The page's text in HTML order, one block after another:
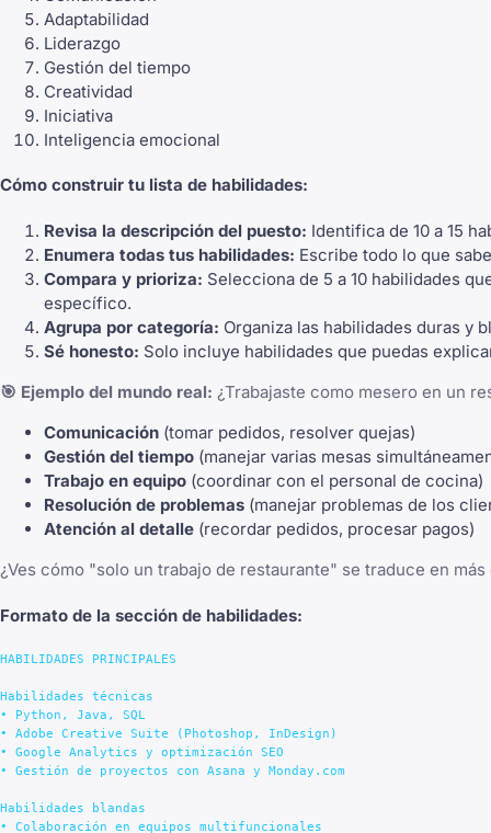
Adaptabilidad
Liderazgo
Gestión del tiempo
Creatividad
Iniciativa
Inteligencia emocional
Cómo construir tu lista de habilidades:
Revisa la descripción del puesto: Identifica de 10 a 15
Enumera todas tus habilidades: Escribe todo lo que
Compara y prioriza: Selecciona de 5 a 10 habilidades
específico.
Agrupa por categoría: Organiza las habilidades duras y
Sé honesto: Solo incluye habilidades que puedas
🎯 Ejemplo del mundo real: ¿Trabajaste como mesero en un
Comunicación (tomar pedidos, resolver quejas)
Gestión del tiempo (manejar varias mesas
Trabajo en equipo (coordinar con el personal de cocina)
Resolución de problemas (manejar problemas de los
Atención al detalle (recordar pedidos, procesar pagos)
¿Ves cómo "solo un trabajo de restaurante" se traduce en
Formato de la sección de habilidades:
HABILIDADES PRINCIPALES
Habilidades técnicas
• Python, Java, SQL
• Adobe Creative Suite (Photoshop, InDesign)
• Google Analytics y optimización SEO
• Gestión de proyectos con Asana y Monday.com
Habilidades blandas
• Colaboración en equipos multifuncionales